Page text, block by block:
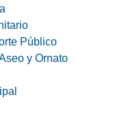
Público
y Ornato